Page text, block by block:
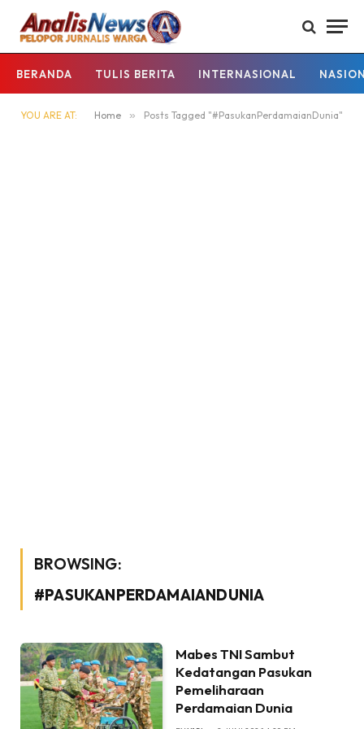
BERANDA TULIS BERITA INTERNASIONAL
YOU ARE AT: Home » Posts Tagged "#PasukanPerdamaianDunia"
BROWSING:
#PASUKANPERDAMAIANDUNIA
Mabes TNI Sambut
Kedatangan Pasukan
Pemeliharaan
Perdamaian Dunia